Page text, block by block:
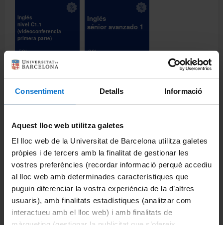
Consentiment Detalls Informació
Aquest lloc web utilitza galetes
El lloc web de la Universitat de Barcelona utilitza galetes
pròpies i de tercers amb la finalitat de gestionar les
vostres preferències (recordar informació perquè accediu
al lloc web amb determinades característiques que
puguin diferenciar la vostra experiència de la d’altres
usuaris), amb finalitats estadístiques (analitzar com
interactueu amb el lloc web) i amb finalitats de
Inglés
nivel C1.1
(videoconferencia
primera parte)
50h.
Desde: 456,00€
Inglés
sénior avanzado 1
20h.
Inglés
alto 1
Desde: 270,00€
Inglés
bajo 1
Desde: 270,00€
¿No has encontrado el idioma y/o el tipo de curso que
necesitas? Explícanoslo en el formularioMás informacióny
haremos todo lo posible para ofrecértelo.
¿Porqué en la EIM?